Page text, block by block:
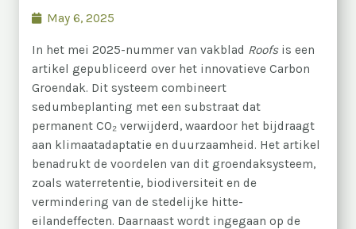
May 6, 2025
In het mei 2025-nummer van vakblad Roofsis een
artikel gepubliceerd over het innovatieve Carbon
Groendak. Dit systeem combineert
sedumbeplanting met een substraat dat
permanent CO₂ verwijderd, waardoor het bijdraagt
aan klimaatadaptatie en duurzaamheid. Het artikel
benadrukt de voordelen van dit groendaksysteem,
zoals waterretentie, biodiversiteit en de
vermindering van de stedelijke hitte-
eilandeffecten. Daarnaast wordt ingegaan op de